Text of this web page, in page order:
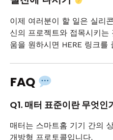
이제 여러분이 할 일은 실리
신의 프로젝트와 접목시키
움을 원하시면 HERE 링크를
FAQ
Q1. 매터 표준이란 무엇인
매터는 스마트홈 기기 간의
개방형 프로토콜입니다.